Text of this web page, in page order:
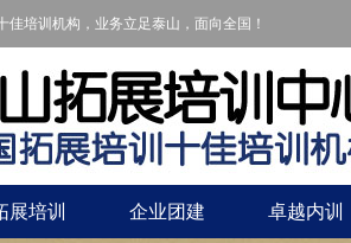
佳培训机构，业务立足泰山，面向全国！
展培训 企业团建 卓越内训